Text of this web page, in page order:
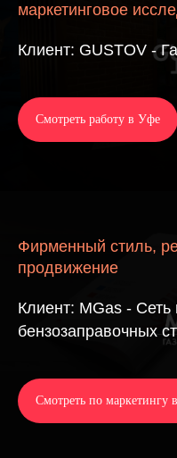
маркетинговое
Клиент: GUSTOV -
Смотреть работу в Уфе
Фирменный стиль,
продвижение
Клиент: MGas - Сеть
бензозаправочных
Смотреть по маркетингу